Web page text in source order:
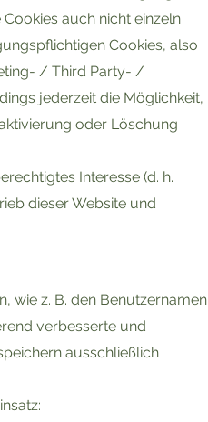
auch nicht einzeln
Cookies, also
/ Third Party- /
jederzeit die Möglichkeit,
oder Löschung
Interesse (d. h.
dieser Website und
wie z. B. den Benutzernamen
verbesserte und
ausschließlich